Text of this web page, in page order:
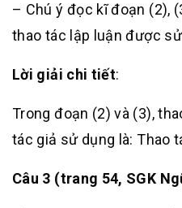
– Chú ý đọc kĩ đoạn (2),
thao tác lập luận được
Lời giải chi tiết:
Trong đoạn (2) và (3),
tác giả sử dụng là: Thao
Câu 3 (trang 54, SGK